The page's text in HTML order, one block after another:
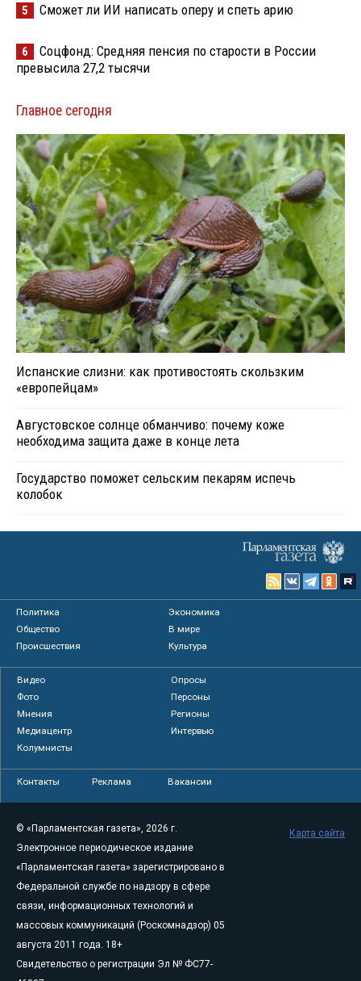
5 Сможет ли ИИ написать оперу и спеть арию
6
Соцфонд: Средняя пенсия по старости в России
превысила 27,2 тысячи
Главное сегодня
Испанские слизни: как противостоять скользким
«европейцам»
Августовское солнце обманчиво: почему коже
необходима защита даже в конце лета
Государство поможет сельским пекарям испечь
колобок
Политика
Экономика
Общество
В мире
Происшествия
Культура
Видео
Опросы
Фото
Персоны
Мнения
Регионы
Медиацентр
Интервью
Колумнисты
Контакты Реклама Вакансии
© «Парламентская газета», 2026 г.
Электронное периодическое издание
«Парламентская газета» зарегистрировано в
Федеральной службе по надзору в сфере
связи, информационных технологий и
массовых коммуникаций (Роскомнадзор) 05
августа 2011 года. 18+
Свидетельство о регистрации Эл № ФС77-
Карта сайта